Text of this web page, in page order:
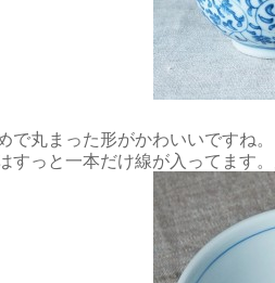
で丸まった形がかわいいですね
すっと一本だけ線が入ってます